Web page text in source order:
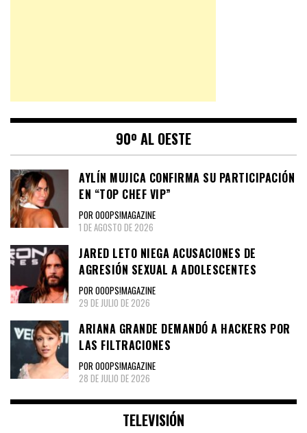
90º AL OESTE
AYLÍN MUJICA CONFIRMA SU PARTICIPACIÓN
EN “TOP CHEF VIP”
POR OOOPS!MAGAZINE
1 DE AGOSTO DE 2026
JARED LETO NIEGA ACUSACIONES DE
AGRESIÓN SEXUAL A ADOLESCENTES
POR OOOPS!MAGAZINE
29 DE JULIO DE 2026
ARIANA GRANDE DEMANDÓ A HACKERS POR
LAS FILTRACIONES
POR OOOPS!MAGAZINE
28 DE JULIO DE 2026
TELEVISIÓN